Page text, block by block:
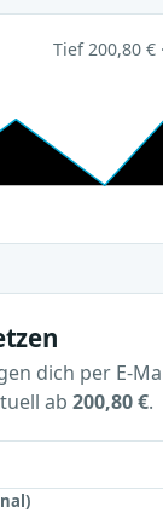
Tief 200,80 €
dich per E-
ab 200,80 €.